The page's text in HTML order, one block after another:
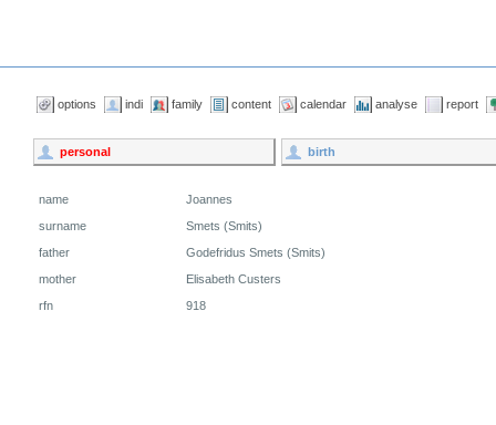
options indi family content calendar analyse report
personal birth
name
Joannes
surname
Smets (Smits)
father
Godefridus Smets (Smits)
mother
Elisabeth Custers
rfn
918